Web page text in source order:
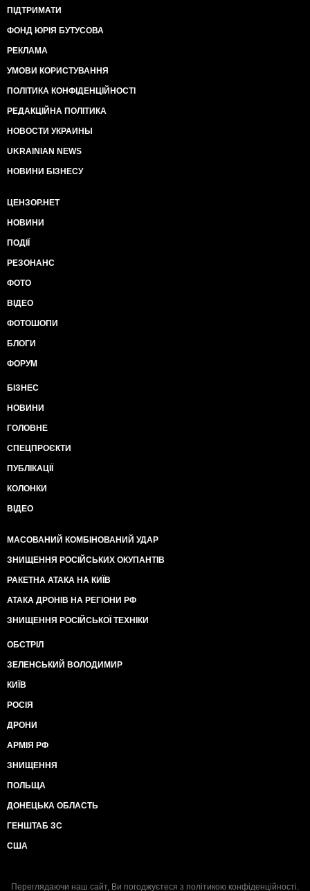
ПІДТРИМАТИ
ФОНД ЮРІЯ БУТУСОВА
РЕКЛАМА
УМОВИ КОРИСТУВАННЯ
ПОЛІТИКА КОНФІДЕНЦІЙНОСТІ
РЕДАКЦІЙНА ПОЛІТИКА
НОВОСТИ УКРАИНЫ
UKRAINIAN NEWS
НОВИНИ БІЗНЕСУ
ЦЕНЗОР.НЕТ
НОВИНИ
ПОДІЇ
РЕЗОНАНС
ФОТО
ВІДЕО
ФОТОШОПИ
БЛОГИ
ФОРУМ
БІЗНЕС
НОВИНИ
ГОЛОВНЕ
СПЕЦПРОЄКТИ
ПУБЛІКАЦІЇ
КОЛОНКИ
ВІДЕО
МАСОВАНИЙ КОМБІНОВАНИЙ УДАР
ЗНИЩЕННЯ РОСІЙСЬКИХ ОКУПАНТІВ
РАКЕТНА АТАКА НА КИЇВ
АТАКА ДРОНІВ НА РЕГІОНИ РФ
ЗНИЩЕННЯ РОСІЙСЬКОЇ ТЕХНІКИ
ОБСТРІЛ
ЗЕЛЕНСЬКИЙ ВОЛОДИМИР
КИЇВ
РОСІЯ
ДРОНИ
АРМІЯ РФ
ЗНИЩЕННЯ
ПОЛЬЩА
ДОНЕЦЬКА ОБЛАСТЬ
ГЕНШТАБ ЗС
США
Переглядаючи наш сайт, Ви погоджуєтеся з політикою конфіденційності.